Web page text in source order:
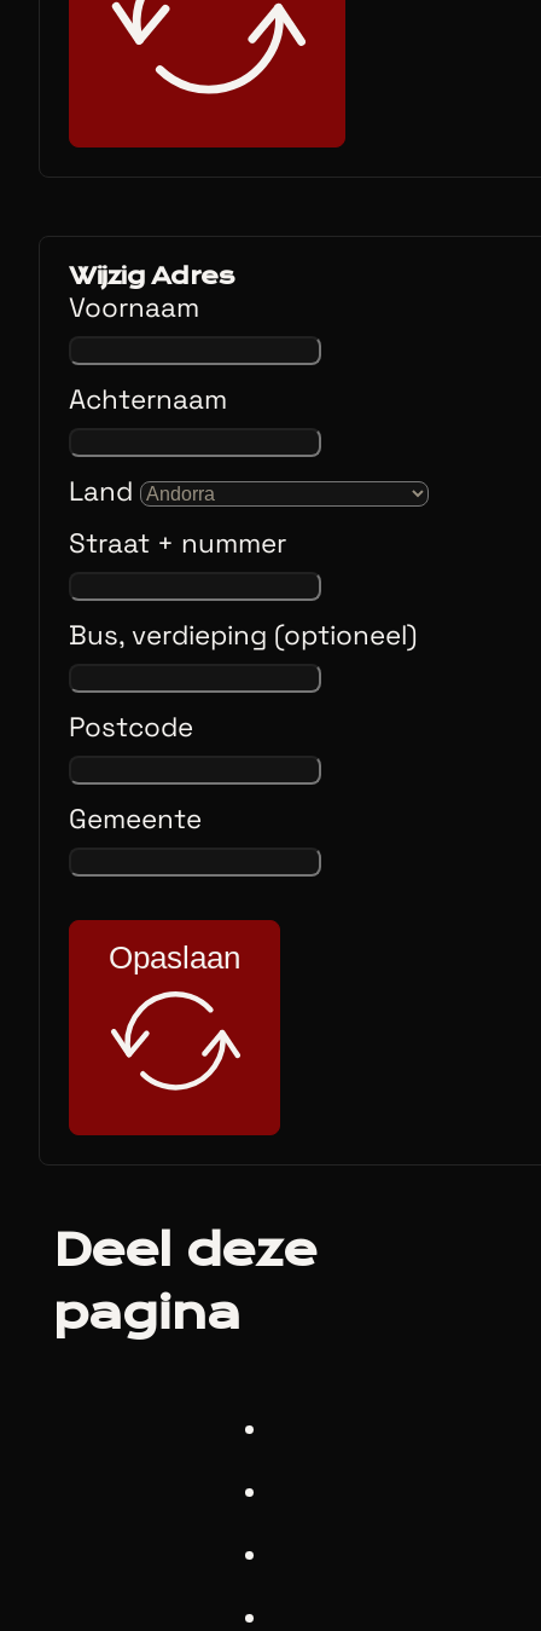
Wijzig Adres
Voornaam
Achternaam
Land
Straat + nummer
Bus, verdieping (optioneel)
Postcode
Gemeente
Opaslaan
Deel deze
pagina